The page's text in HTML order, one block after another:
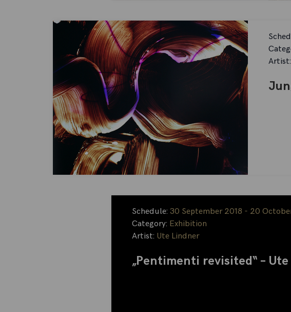
Artist:
Schedule: 30 September 2018 - 20
Category: Exhibition
Artist: Ute Lindner
„Pentimenti revisited“ –